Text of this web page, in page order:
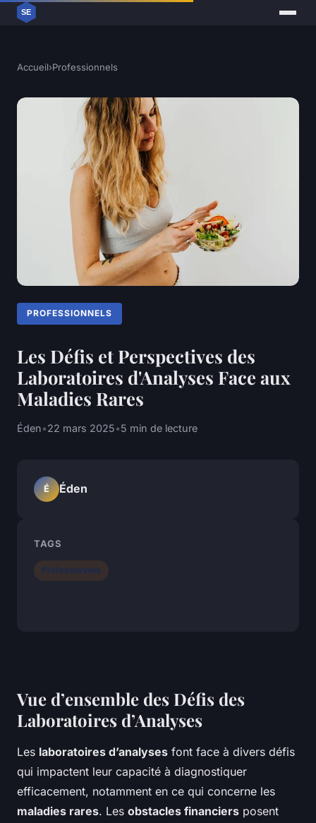
Accueil›Professionnels
PROFESSIONNELS
Les Défis et Perspectives des
Laboratoires d'Analyses Face aux
Maladies Rares
Éden•22 mars 2025•5 min de lecture
Vue d’ensemble des Défis des
Laboratoires d’Analyses
Les laboratoires d’analyses font face à divers défis
qui impactent leur capacité à diagnostiquer
efficacement, notamment en ce qui concerne les
maladies rares. Les obstacles financiers posent
É Éden
TAGS
Professionnels